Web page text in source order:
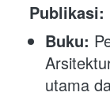
Publikasi:
Buku:
utama